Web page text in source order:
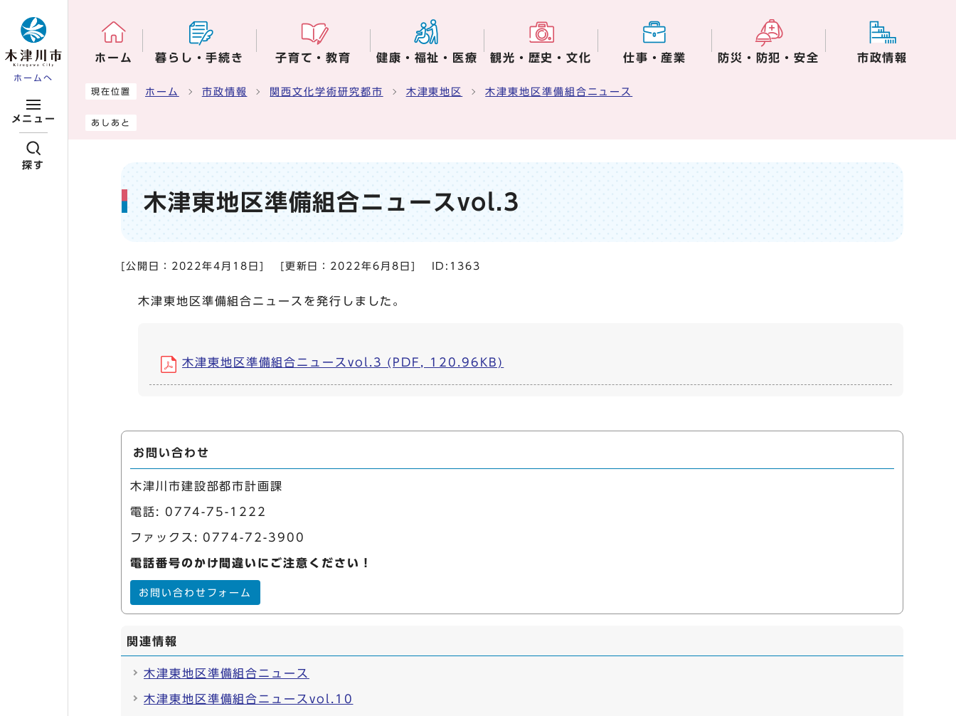
ホームへ
メニュー
探す
ホーム 暮らし・手続き 子育て・教育 健康・福祉・医療 観光・歴史・文化 仕事・産業 防災・防犯・安全 市政情報
ここから本文です
現在位置 ホーム 市政情報 関西文化学術研究都市 木津東地区 木津東地区準備組合ニュース
あしあと
木津東地区準備組合ニュースvol.3
[公開日： 2022年4月18日 [更新日： 2022年6月8日 ID:1363
木津東地区準備組合ニュースを発行しました。
木津東地区準備組合ニュースvol.3 (PDF, 120.96KB)
お問い合わせ
木津川市建設部都市計画課
電話: 0774-75-1222
ファックス: 0774-72-3900
電話番号のかけ間違いにご注意ください！
お問い合わせフォーム
関連情報
木津東地区準備組合ニュース
木津東地区準備組合ニュースvol.10